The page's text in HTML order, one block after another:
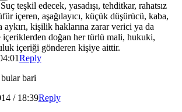
Suç teşkil edecek, yasadışı, tehditkar, rahatsız
içeren, aşağılayıcı, küçük düşürücü, kaba,
kişilik haklarına zarar verici ya da
içeriklerden doğan her türlü mali, hukuki,
içeriği gönderen kişiye aittir.
Reply
bari
/ 18:39Reply